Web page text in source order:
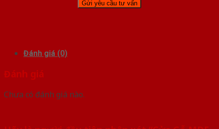
Đánh giá (0)
Đánh giá
Chưa có đánh giá nào.